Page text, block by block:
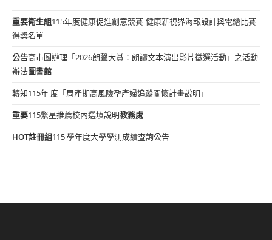
重要衛生組115年度健康促進創意競賽-健康新視界海報設計與電繪比賽
得獎名單
公告高市圖辦理「2026朗聲大賞：朗讀文本演出影片徵選活動」之活動
辦法圖書館
轉知115年 度「周產期高風險孕產婦追蹤關懷計畫說明」
重要115繁星推薦校內選填說明教務處
HOT註冊組115 學年度大學學測成績查詢公告